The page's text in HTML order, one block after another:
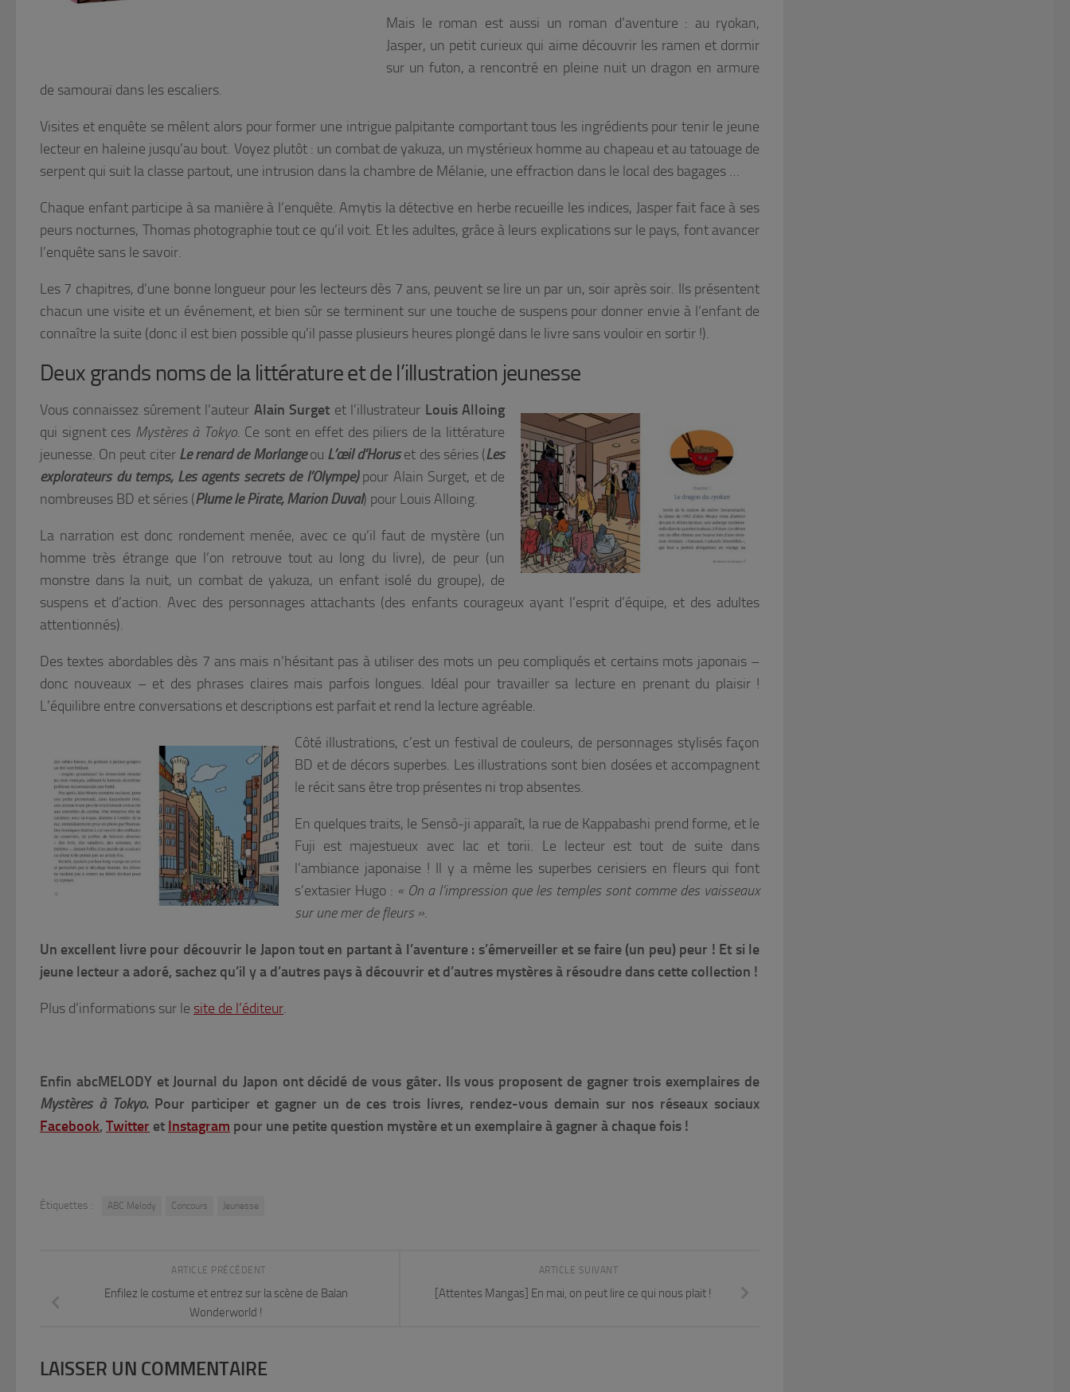
Mais le roman est aussi un roman d’aventure : au ryokan,
Jasper, un petit curieux qui aime découvrir les ramen et dormir
sur un futon, a rencontré en pleine nuit un dragon en armure
de samouraï dans les escaliers.
Visites et enquête se mêlent alors pour former une intrigue palpitante comportant tous les ingrédients pour tenir le jeune
lecteur en haleine jusqu’au bout. Voyez plutôt : un combat de yakuza, un mystérieux homme au chapeau et au tatouage de
serpent qui suit la classe partout, une intrusion dans la chambre de Mélanie, une effraction dans le local des bagages …
Chaque enfant participe à sa manière à l’enquête. Amytis la détective en herbe recueille les indices, Jasper fait face à ses
peurs nocturnes, Thomas photographie tout ce qu’il voit. Et les adultes, grâce à leurs explications sur le pays, font avancer
l’enquête sans le savoir.
Les 7 chapitres, d’une bonne longueur pour les lecteurs dès 7 ans, peuvent se lire un par un, soir après soir. Ils présentent
chacun une visite et un événement, et bien sûr se terminent sur une touche de suspens pour donner envie à l’enfant de
connaître la suite (donc il est bien possible qu’il passe plusieurs heures plongé dans le livre sans vouloir en sortir !).
Deux grands noms de la littérature et de l’illustration jeunesse
Vous connaissez sûrement l’auteur Alain Surget et l’illustrateur Louis Alloing
qui signent ces Mystères à Tokyo. Ce sont en effet des piliers de la littérature
jeunesse. On peut citer Le renard de Morlangeou L’œil d’Horus et des séries (Les
explorateurs du temps, Les agents secrets de l’Olympe)pour Alain Surget, et de
nombreuses BD et séries (Plume le Pirate, Marion Duval) pour Louis Alloing.
La narration est donc rondement menée, avec ce qu’il faut de mystère (un
homme très étrange que l’on retrouve tout au long du livre), de peur (un
monstre dans la nuit, un combat de yakuza, un enfant isolé du groupe), de
suspens et d’action. Avec des personnages attachants (des enfants courageux ayant l’esprit d’équipe, et des adultes
attentionnés).
Des textes abordables dès 7 ans mais n’hésitant pas à utiliser des mots un peu compliqués et certains mots japonais –
donc nouveaux – et des phrases claires mais parfois longues. Idéal pour travailler sa lecture en prenant du plaisir !
L’équilibre entre conversations et descriptions est parfait et rend la lecture agréable.
Côté illustrations, c’est un festival de couleurs, de personnages stylisés façon
BD et de décors superbes. Les illustrations sont bien dosées et accompagnent
le récit sans être trop présentes ni trop absentes.
En quelques traits, le Sensô-ji apparaît, la rue de Kappabashi prend forme, et le
Fuji est majestueux avec lac et torii. Le lecteur est tout de suite dans
l’ambiance japonaise ! Il y a même les superbes cerisiers en fleurs qui font
s’extasier Hugo : « On a l’impression que les temples sont comme des vaisseaux
sur une mer de fleurs ».
Un excellent livre pour découvrir le Japon tout en partant à l’aventure : s’émerveiller et se faire (un peu) peur ! Et si le
jeune lecteur a adoré, sachez qu’il y a d’autres pays à découvrir et d’autres mystères à résoudre dans cette collection !
Plus d’informations sur le site de l’éditeur.
Enfin abcMELODY et Journal du Japon ont décidé de vous gâter. Ils vous proposent de gagner trois exemplaires de
Mystères à Tokyo. Pour participer et gagner un de ces trois livres, rendez-vous demain sur nos réseaux sociaux
Facebook, Twitter et Instagram pour une petite question mystère et un exemplaire à gagner à chaque fois !
Étiquettes : ABC Melody Concours Jeunesse
ARTICLE SUIVANT
[Attentes Mangas] En mai, on peut lire ce qui nous plait !
ARTICLE PRÉCÉDENT
Enfilez le costume et entrez sur la scène de Balan
Wonderworld !
LAISSER UN COMMENTAIRE